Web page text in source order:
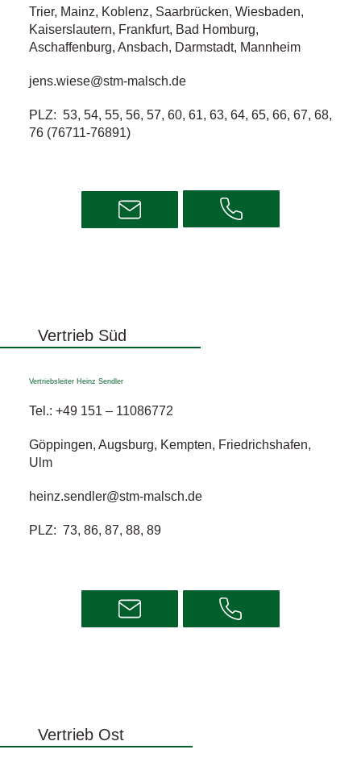
Trier, Mainz, Koblenz, Saarbrücken, Wiesbaden,
Kaiserslautern, Frankfurt, Bad Homburg,
Aschaffenburg, Ansbach, Darmstadt, Mannheim
jens.wiese@stm-malsch.de
PLZ: 53, 54, 55, 56, 57, 60, 61, 63, 64, 65, 66, 67, 68,
76 (76711-76891)
Vertrieb Süd
Vertriebsleiter Heinz Sendler
Tel.:+49 151 – 11086772
Göppingen, Augsburg, Kempten, Friedrichshafen,
Ulm
heinz.sendler@stm-malsch.de
PLZ: 73, 86, 87, 88, 89
Vertrieb Ost